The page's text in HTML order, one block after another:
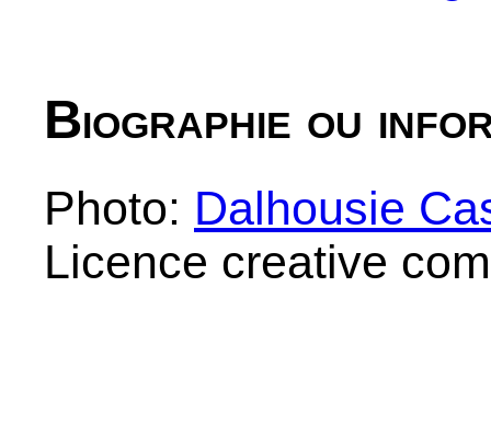
Biographie ou
Photo: Dalhousie
Licence creative